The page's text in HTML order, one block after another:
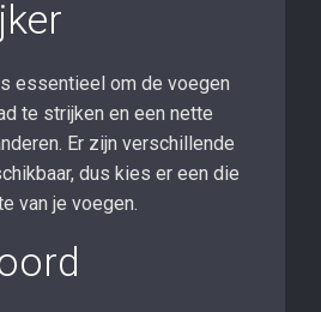
essentieel om de voegen
te strijken en een nette
Er zijn verschillende
dus kies er een die
van je voegen.